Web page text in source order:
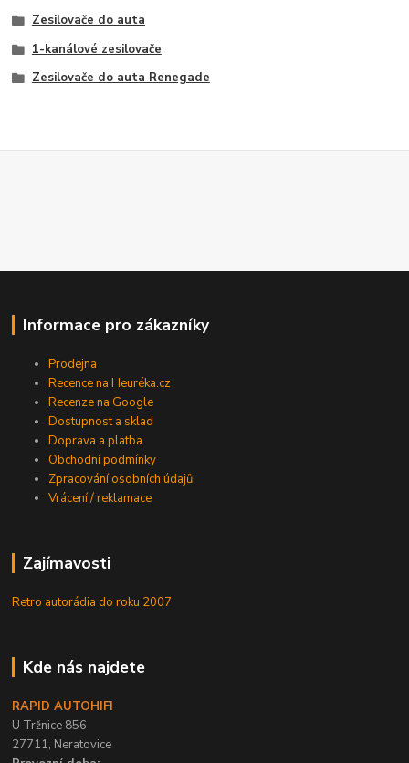
Zesilovače do auta
1-kanálové zesilovače
Zesilovače do auta Renegade
Informace pro zákazníky
Prodejna
Recence na Heuréka.cz
Recenze na Google
Dostupnost a sklad
Doprava a platba
Obchodní podmínky
Zpracování osobních údajů
Vrácení / reklamace
Zajímavosti
Retro autorádia do roku 2007
Kde nás najdete
RAPID AUTOHIFI
U Tržnice 856
27711, Neratovice